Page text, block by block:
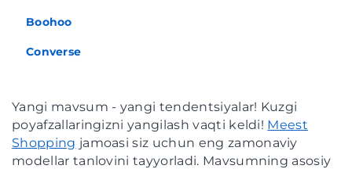
Boohoo
Converse
Yangi mavsum - yangi tendentsiyalar! Kuzgi
poyafzallaringizni yangilash vaqti keldi! Meest
Shopping jamoasi siz uchun eng zamonaviy
modellar tanlovini tayyorladi. Mavsumning asosiy